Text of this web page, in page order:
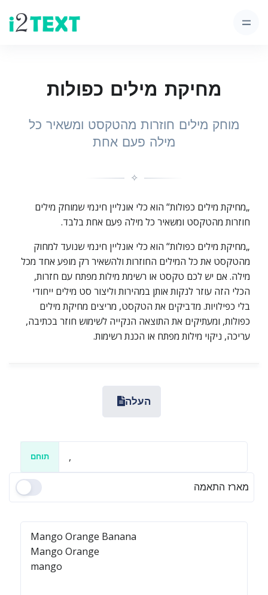
מחיקת מילים כפולות
מוחק מילים חוזרות מהטקסט ומשאיר כל
מילה פעם אחת
✧
„מחיקת מילים כפולות“ הוא כלי אונליין חינמי שמוחק מילים
חוזרות מהטקסט ומשאיר כל מילה פעם אחת בלבד.
„מחיקת מילים כפולות“ הוא כלי אונליין חינמי שנועד למחוק
מהטקסט את כל המילים החוזרות ולהשאיר רק מופע אחד מכל
מילה. אם יש לכם טקסט או רשימת מילות מפתח עם חזרות,
הכלי הזה עוזר לנקות אותן במהירות וליצור סט מילים ייחודי
בלי כפילויות. מדביקים את הטקסט, מריצים מחיקת מילים
כפולות, ומעתיקים את התוצאה הנקייה לשימוש חוזר בכתיבה,
עריכה, ניקוי מילות מפתח או הכנת רשימות.
העלה
תוחם
מארז התאמה